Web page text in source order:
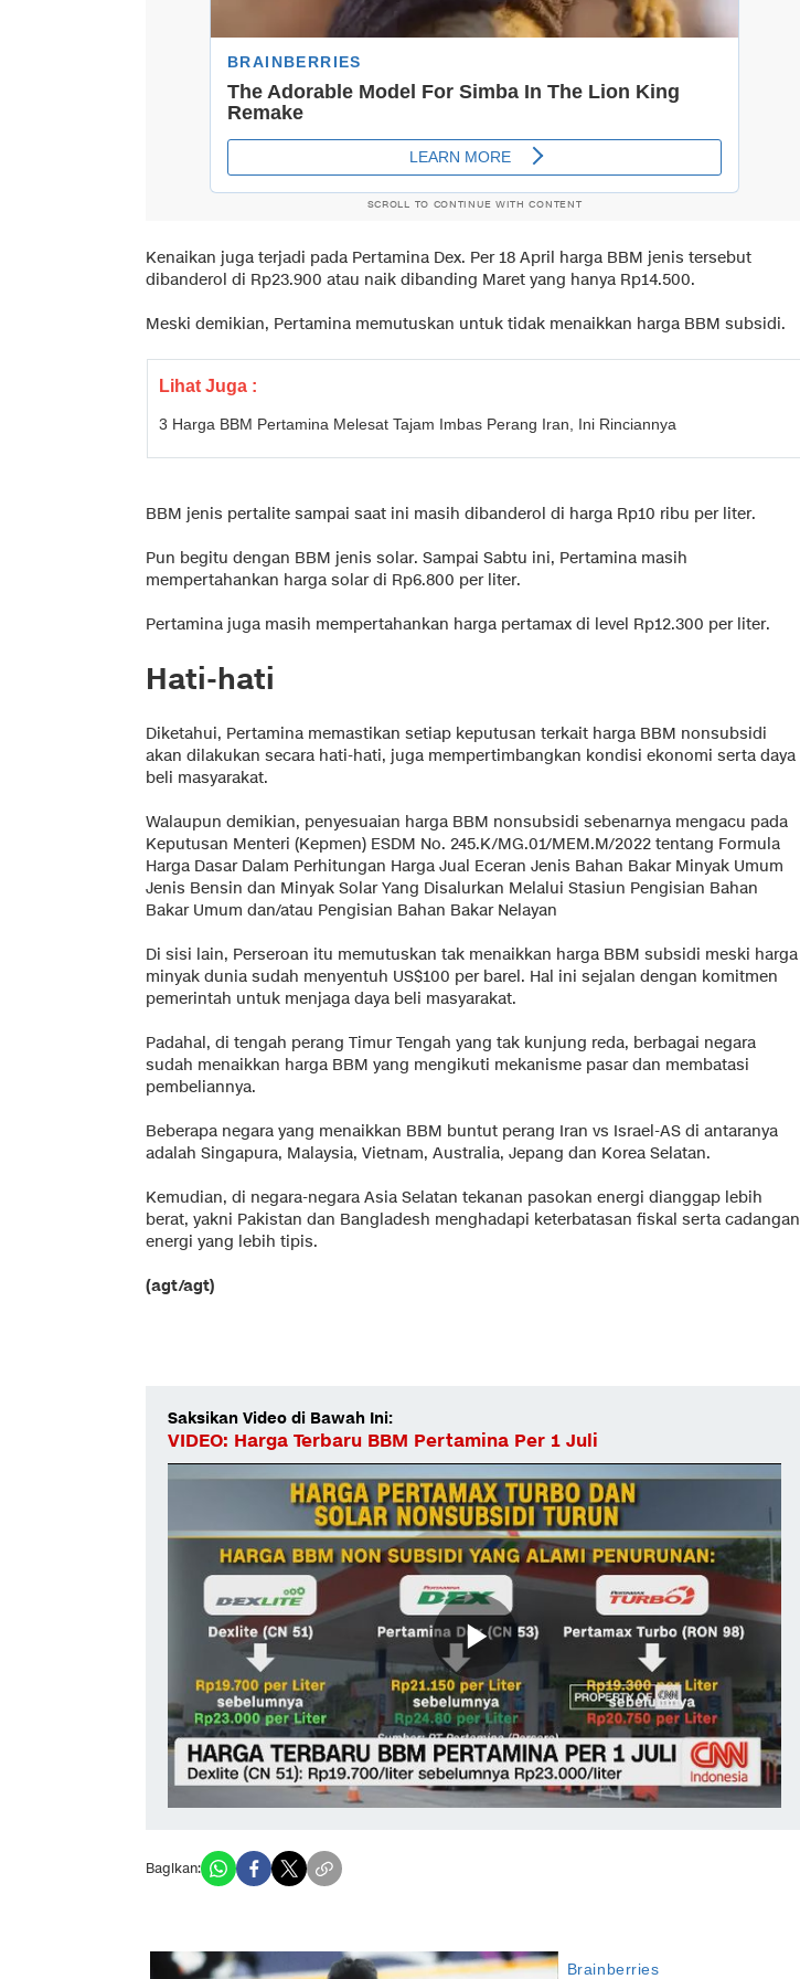
SCROLL TO CONTINUE WITH CONTENT
Kenaikan juga terjadi pada Pertamina Dex. Per 18 April harga BBM jenis tersebut
dibanderol di Rp23.900 atau naik dibanding Maret yang hanya Rp14.500.
Meski demikian, Pertamina memutuskan untuk tidak menaikkan harga BBM subsidi.
Lihat Juga :
3 Harga BBM Pertamina Melesat Tajam Imbas Perang Iran, Ini Rinciannya
BBM jenis pertalite sampai saat ini masih dibanderol di harga Rp10 ribu per liter.
Pun begitu dengan BBM jenis solar. Sampai Sabtu ini, Pertamina masih
mempertahankan harga solar di Rp6.800 per liter.
Pertamina juga masih mempertahankan harga pertamax di level Rp12.300 per liter.
Hati-hati
Diketahui, Pertamina memastikan setiap keputusan terkait harga BBM nonsubsidi
akan dilakukan secara hati-hati, juga mempertimbangkan kondisi ekonomi serta daya
beli masyarakat.
Walaupun demikian, penyesuaian harga BBM nonsubsidi sebenarnya mengacu pada
Keputusan Menteri (Kepmen) ESDM No. 245.K/MG.01/MEM.M/2022 tentang Formula
Harga Dasar Dalam Perhitungan Harga Jual Eceran Jenis Bahan Bakar Minyak Umum
Jenis Bensin dan Minyak Solar Yang Disalurkan Melalui Stasiun Pengisian Bahan
Bakar Umum dan/atau Pengisian Bahan Bakar Nelayan
Di sisi lain, Perseroan itu memutuskan tak menaikkan harga BBM subsidi meski harga
minyak dunia sudah menyentuh US$100 per barel. Hal ini sejalan dengan komitmen
pemerintah untuk menjaga daya beli masyarakat.
Padahal, di tengah perang Timur Tengah yang tak kunjung reda, berbagai negara
sudah menaikkan harga BBM yang mengikuti mekanisme pasar dan membatasi
pembeliannya.
Beberapa negara yang menaikkan BBM buntut perang Iran vs Israel-AS di antaranya
adalah Singapura, Malaysia, Vietnam, Australia, Jepang dan Korea Selatan.
Kemudian, di negara-negara Asia Selatan tekanan pasokan energi dianggap lebih
berat, yakni Pakistan dan Bangladesh menghadapi keterbatasan fiskal serta cadangan
energi yang lebih tipis.
(agt/agt)
Saksikan Video di Bawah Ini:
VIDEO: Harga Terbaru BBM Pertamina Per 1 Juli
Bagikan: